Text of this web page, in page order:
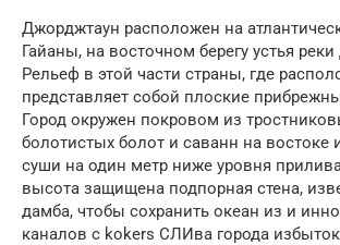
Джорджтаун расположен на
Гайаны, на восточном берегу устья
Рельеф в этой части страны, где
представляет собой плоские
Город окружен покровом из
болотистых болот и саванн на востоке
суши на один метр ниже уровня
высота защищена подпорная стена,
дамба, чтобы сохранить океан из и
каналов с kokers СЛИва города